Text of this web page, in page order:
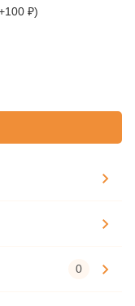
100 ₽)
0